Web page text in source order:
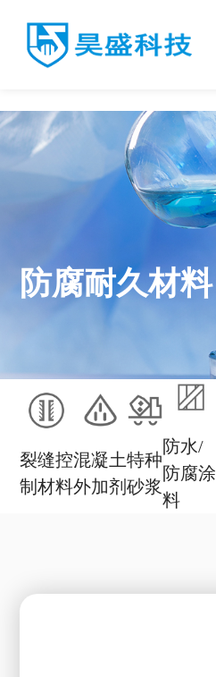
防腐耐久材料
裂缝控
制材料
混凝土
外加剂
特种
砂浆
防水/
防腐涂
料